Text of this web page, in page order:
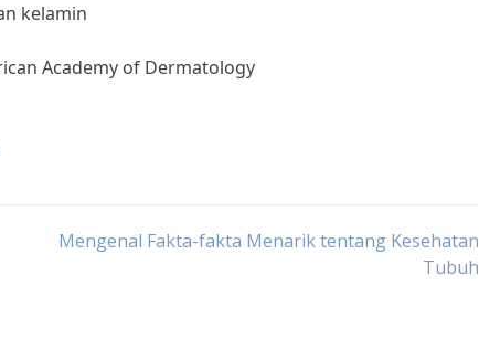
kelamin
Academy of Dermatology
Mengenal Fakta-fakta Menarik tentang Kesehatan
Tubuh